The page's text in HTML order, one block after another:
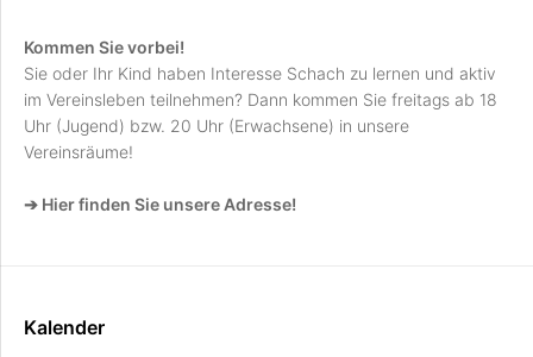
Kommen Sie vorbei!
Sie oder Ihr Kind haben Interesse Schach zu lernen und aktiv
im Vereinsleben teilnehmen? Dann kommen Sie freitags ab 18
Uhr (Jugend) bzw. 20 Uhr (Erwachsene) in unsere
Vereinsräume!
➔ Hier finden Sie unsere Adresse!
Kalender